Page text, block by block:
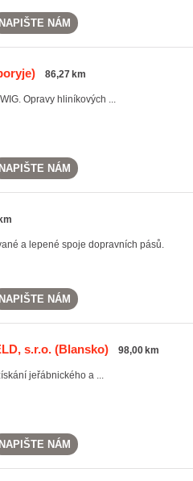
NAPIŠTE NÁM
86,27 km
Opravy hliníkových ...
NAPIŠTE NÁM
a lepené spoje dopravních pásů.
NAPIŠTE NÁM
s.r.o.(Blansko) 98,00 km
jeřábnického a ...
NAPIŠTE NÁM